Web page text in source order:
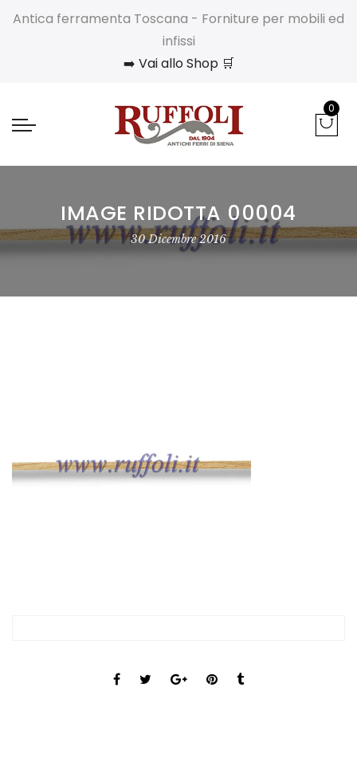
Antica ferramenta Toscana - Forniture per mobili ed
infissi
➡️ Vai allo Shop 🛒
0
IMAGE RIDOTTA 00004
30 Dicembre 2016